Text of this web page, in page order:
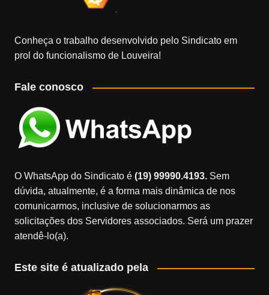
Conheça o trabalho desenvolvido pelo Sindicato em
prol do funcionalismo de Louveira!
Fale conosco
O WhatsApp do Sindicato é(19) 99990.4193.Sem
dúvida, atualmente, é a forma mais dinâmica de nos
comunicarmos, inclusive de solucionarmos as
solicitações dos Servidores associados. Será um prazer
atendê-lo(a).
Este site é atualizado pela